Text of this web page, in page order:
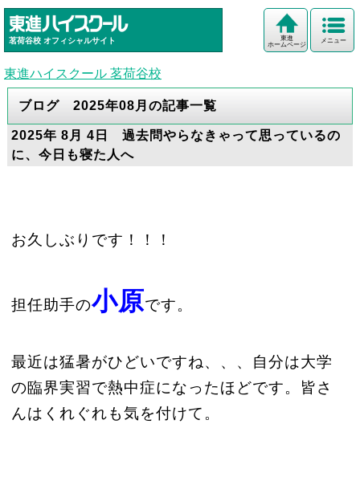
茗荷谷校 オフィシャルサイト メニュー
東進
ホームページ
東進ハイスクール 茗荷谷校
ブログ 2025年08月の記事一覧
2025年 8月 4日 過去問やらなきゃって思っているの
に、今日も寝た人へ
お久しぶりです！！！
担任助手の小原です。
最近は猛暑がひどいですね、、、自分は大学
の臨界実習で熱中症になったほどです。皆さ
んはくれぐれも気を付けて。